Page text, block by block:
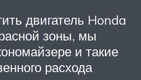
двигатель Honda
зоны, мы
и такие
расхода